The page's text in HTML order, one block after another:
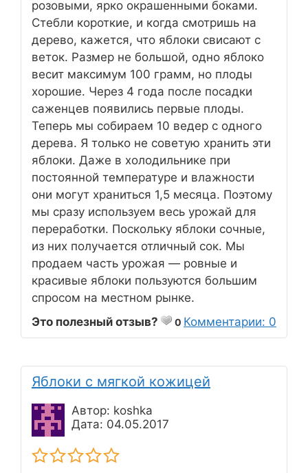
розовыми, ярко окрашенными боками.
Стебли короткие, и когда смотришь на
дерево, кажется, что яблоки свисают с
веток. Размер не большой, одно яблоко
весит максимум 100 грамм, но плоды
хорошие. Через 4 года после посадки
саженцев появились первые плоды.
Теперь мы собираем 10 ведер с одного
дерева. Я только не советую хранить эти
яблоки. Даже в холодильнике при
постоянной температуре и влажности
они могут храниться 1,5 месяца. Поэтому
мы сразу используем весь урожай для
переработки. Поскольку яблоки сочные,
из них получается отличный сок. Мы
продаем часть урожая — ровные и
красивые яблоки пользуются большим
спросом на местном рынке.
Это полезный отзыв?
0 Комментарии: 0
Яблоки с мягкой кожицей
Автор: koshka
Дата: 04.05.2017